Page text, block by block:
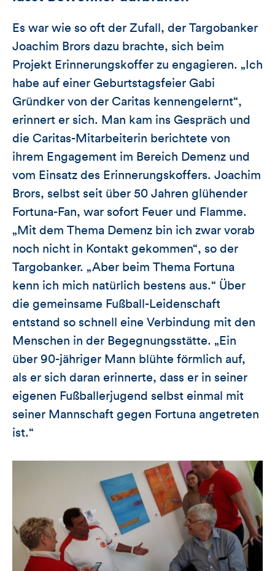
Es war wie so oft der Zufall, der Targobanker
Joachim Brors dazu brachte, sich beim
Projekt Erinnerungskoffer zu engagieren. „Ich
habe auf einer Geburtstagsfeier Gabi
Gründker von der Caritas kennengelernt“,
erinnert er sich. Man kam ins Gespräch und
die Caritas-Mitarbeiterin berichtete von
ihrem Engagement im Bereich Demenz und
vom Einsatz des Erinnerungskoffers. Joachim
Brors, selbst seit über 50 Jahren glühender
Fortuna-Fan, war sofort Feuer und Flamme.
„Mit dem Thema Demenz bin ich zwar vorab
noch nicht in Kontakt gekommen“, so der
Targobanker. „Aber beim Thema Fortuna
kenn ich mich natürlich bestens aus.“ Über
die gemeinsame Fußball-Leidenschaft
entstand so schnell eine Verbindung mit den
Menschen in der Begegnungsstätte. „Ein
über 90-jähriger Mann blühte förmlich auf,
als er sich daran erinnerte, dass er in seiner
eigenen Fußballerjugend selbst einmal mit
seiner Mannschaft gegen Fortuna angetreten
ist.“